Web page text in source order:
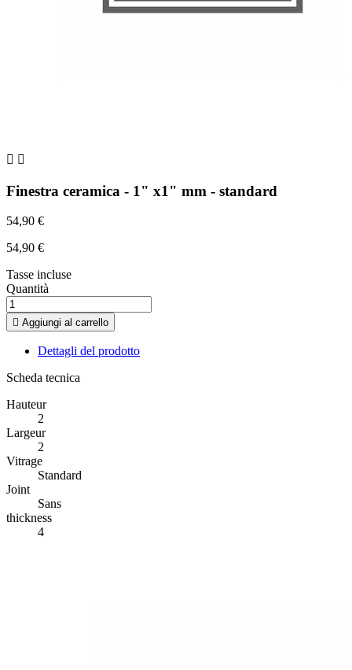
 
Finestra ceramica - 1" x1" mm - standard
54,90 €
54,90 €
Tasse incluse
Quantità
 Aggiungi al carrello
Dettagli del prodotto
Scheda tecnica
Hauteur
2
Largeur
2
Vitrage
Standard
Joint
Sans
thickness
4